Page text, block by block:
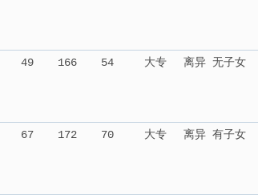
49 166 54 大专
离异 无子女
67 172 70 大专
离异 有子女